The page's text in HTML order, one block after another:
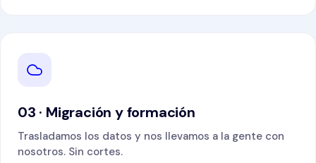
03 · Migración y formación
Trasladamos los datos y nos llevamos a la gente con
nosotros. Sin cortes.